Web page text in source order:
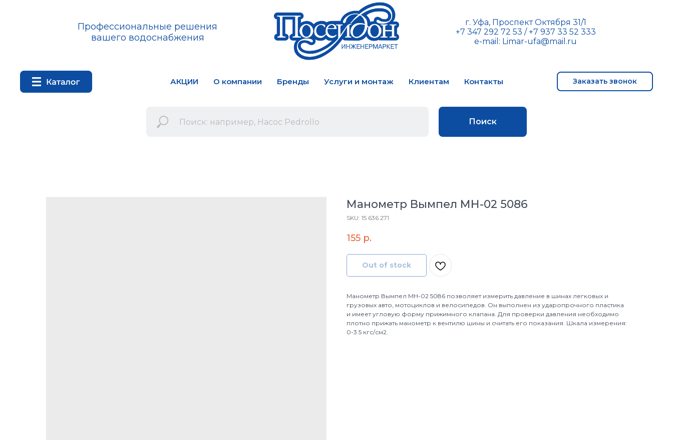
Профессиональные решения
вашего водоснабжения
г. Уфа, Проспект Октября 31/1
+7 347 292 72 53 /+7 937 33 52 333
e-mail: Limar-ufa@mail.ru
АКЦИИ О компании Бренды Услуги и монтаж Клиентам Контакты Заказать звонок
Поиск
Манометр Вымпел МН-02 5086
SKU: 15 636 271
155 р.
Out of stock
Манометр Вымпел МН-02 5086 позволяет измерить давление в шинах легковых и
грузовых авто, мотоциклов и велосипедов. Он выполнен из ударопрочного пластика
и имеет угловую форму прижимного клапана. Для проверки давления необходимо
плотно прижать манометр к вентилю шины и считать его показания. Шкала измерения:
0-3.5 кгс/см2.